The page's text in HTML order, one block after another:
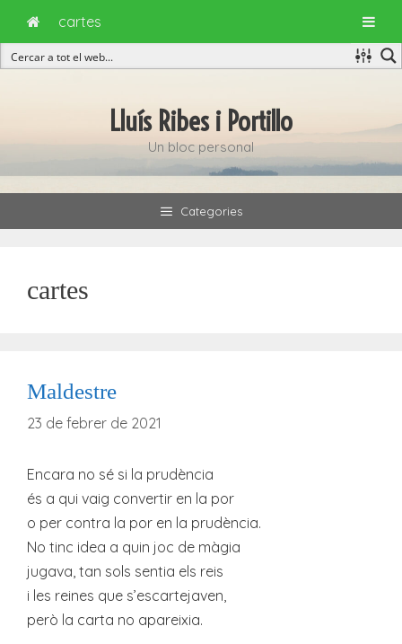
Lluís Ribes i Portillo
Un bloc personal
Categories
cartes
Maldestre
23 de febrer de 2021
Encara no sé si la prudència
és a qui vaig convertir en la por
o per contra la por en la prudència.
No tinc idea a quin joc de màgia
jugava, tan sols sentia els reis
i les reines que s’escartejaven,
però la carta no apareixia.
cartes